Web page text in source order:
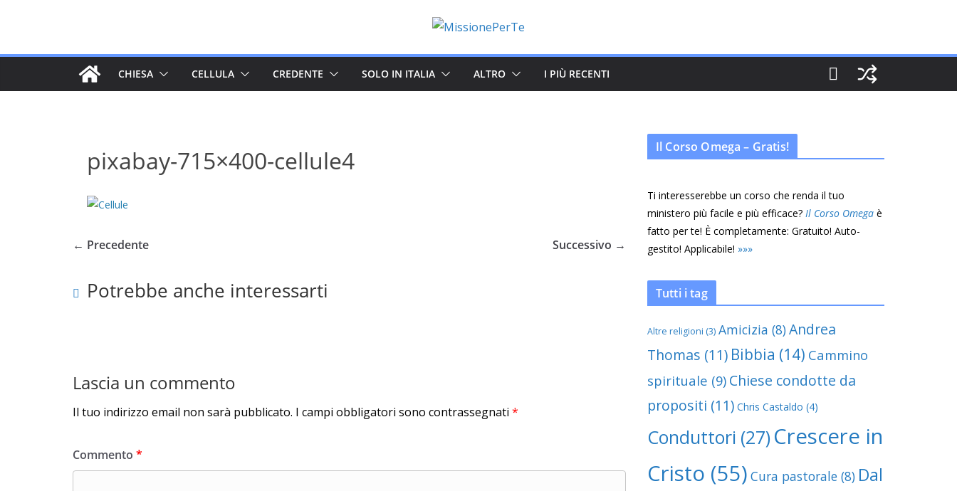
CHIESA CELLULA CREDENTE SOLO IN ITALIA ALTRO I PIÙ RECENTI
pixabay-715×400-cellule4
← Precedente Successivo →
Potrebbe anche interessarti
Lascia un commento
Il tuo indirizzo email non sarà pubblicato. I campi obbligatori sono contrassegnati *
Commento *
Il Corso Omega – Gratis!
Ti interesserebbe un corso che renda il tuo
ministero più facile e più efficace? Il Corso Omega è
fatto per te! È completamente: Gratuito! Auto-
gestito! Applicabile! »»»
Tutti i tag
Altre religioni (3) Amicizia (8)Andrea
Thomas (11) Bibbia (14) Cammino
spirituale (9) Chiese condotte da
propositi (11) Chris Castaldo (4)
Conduttori (27) Crescere in
Cristo (55) Cura pastorale (8) Dal